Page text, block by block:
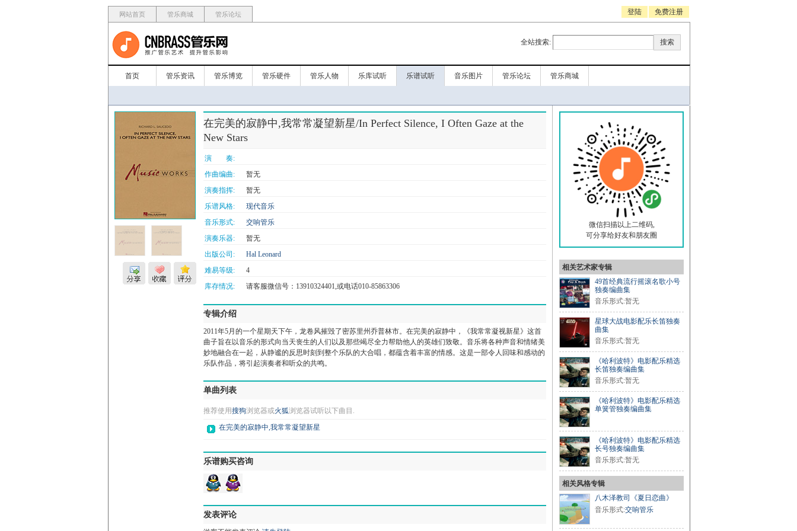
网站首页 管乐商城 管乐论坛 登陆 免费注册
全站搜索:
首页 管乐资讯 管乐博览 管乐硬件 管乐人物 乐库试听 乐谱试听 音乐图片 管乐论坛 管乐商城
在完美的寂静中,我常常凝望新星/In Perfect Silence, I Often Gaze at the
New Stars
演 奏:
作曲编曲:
暂无
演奏指挥:
暂无
乐谱风格:
现代音乐
音乐形式:
交响管乐
演奏乐器:
暂无
出版公司:
Hal Leonard
难易等级:
4
库存情况:
请客服微信号：13910324401,或电话010-85863306
专辑介绍
2011年5月的一个星期天下午，龙卷风摧毁了密苏里州乔普林市。在完美的寂静中，《我常常凝视新星》这首
曲子旨在以音乐的形式向当天丧生的人们以及那些竭尽全力帮助他人的英雄们致敬。音乐将各种声音和情绪美
妙地融合在一起，从静谧的反思时刻到整个乐队的大合唱，都蕴含着丰富的情感。这是一部令人回味和感动的
乐队作品，将引起演奏者和听众的共鸣。
单曲列表
推荐使用搜狗浏览器或火狐浏览器试听以下曲目.
在完美的寂静中,我常常凝望新星
乐谱购买咨询
发表评论
微信扫描以上二维码,
可分享给好友和朋友圈
相关艺术家专辑
49首经典流行摇滚名歌小号
独奏编曲集
音乐形式:暂无
星球大战电影配乐长笛独奏
曲集
音乐形式:暂无
《哈利波特》电影配乐精选
长笛独奏编曲集
音乐形式:暂无
《哈利波特》电影配乐精选
单簧管独奏编曲集
《哈利波特》电影配乐精选
长号独奏编曲集
音乐形式:暂无
相关风格专辑
八木泽教司《夏日恋曲》
音乐形式:交响管乐